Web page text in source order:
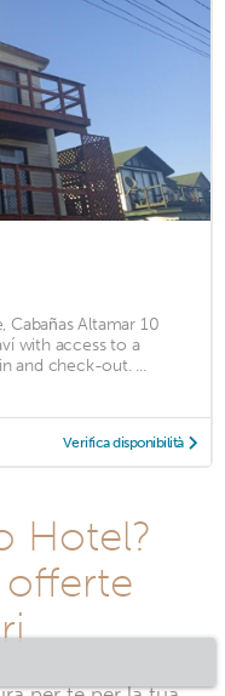
Cabañas Altamar 10
with access to a
and check-out. ...
Verifica disponibilità
Hotel?